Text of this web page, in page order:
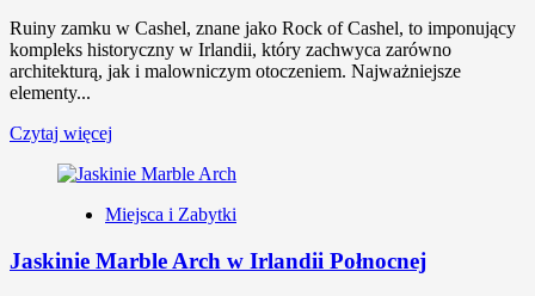
Ruiny zamku w Cashel, znane jako Rock of Cashel, to imponujący
kompleks historyczny w Irlandii, który zachwyca zarówno
architekturą, jak i malowniczym otoczeniem. Najważniejsze
elementy...
Czytaj więcej
Miejsca i Zabytki
Jaskinie Marble Arch w Irlandii Połnocnej